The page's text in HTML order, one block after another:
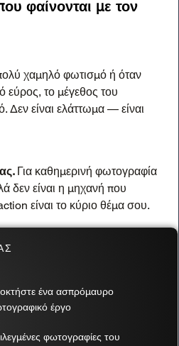
φαίνονται με τον
χαμηλό φωτισμό ή όταν
εύρος, το μέγεθος του
Δεν είναι ελάττωμα — είναι
Για καθημερινή φωτογραφία
δεν είναι η μηχανή που
είναι το κύριο θέμα σου.
αγοράσει / ποιος όχι
διαδικασία της φωτογράφισης
ένα ασπρόμαυρο
έργο
φωτογραφίες του